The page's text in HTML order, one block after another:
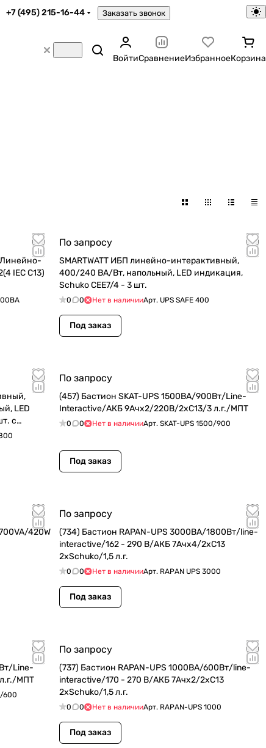
+7 (495) 215-16-44 Заказать звонок
ВойтиСравнениеИзбранноеКорзина
По запросу
SMARTWATT ИБП линейно-интерактивный,
400/240 ВА/Вт, напольный, LED индикация,
Schuko CEE7/4 - 3 шт.
0 0 Нет в наличииАрт. UPS SAFE 400
Под заказ
LED
с
По запросу
(457) Бастион SKAT-UPS 1500ВА/900Вт/Line-
Interactive/АКБ 9Ачх2/220В/2xC13/3 л.г./МПТ
0 0 Нет в наличииАрт.SKAT-UPS 1500/900
Под заказ
420W
По запросу
(734) Бастион RAPAN-UPS 3000ВА/1800Вт/line-
interactive/162 - 290 В/АКБ 7Ачx4/2xC13
2xSchuko/1,5 л.г.
0 0 Нет в наличииАрт. RAPAN UPS 3000
Под заказ
Line-
МПТ
600
По запросу
(737) Бастион RAPAN-UPS 1000ВА/600Вт/line-
interactive/170 - 270 В/АКБ 7Ачx2/2xC13
2xSchuko/1,5 л.г.
0 0 Нет в наличииАрт. RAPAN-UPS 1000
Под заказ